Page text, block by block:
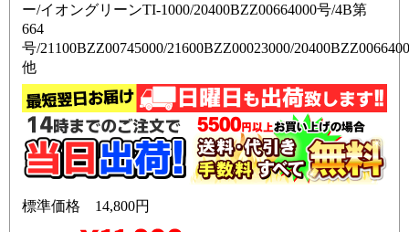
ー/イオングリーンTI-1000/20400BZZ00664000号/4B第
664
号/21100BZZ00745000/21600BZZ00023000/
他
標準価格 14,800円